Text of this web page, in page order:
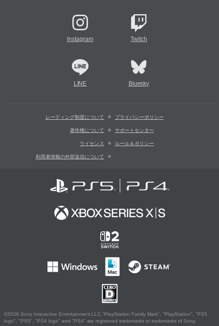
Instagram Twitch
LINE Bluesky
レーティング制度について プライバシーポリシー
著作権について サポートセンター
ライセンス ルール＆ポリシー
利用者情報の外部送信について
©2026 Sony Interactive Entertainment LLC."PlayStation Family Mark", "PlayStation", "PS5
logo", "PS5", "PS4 logo" and "PS4" are registered trademarks or trademarks of Sony